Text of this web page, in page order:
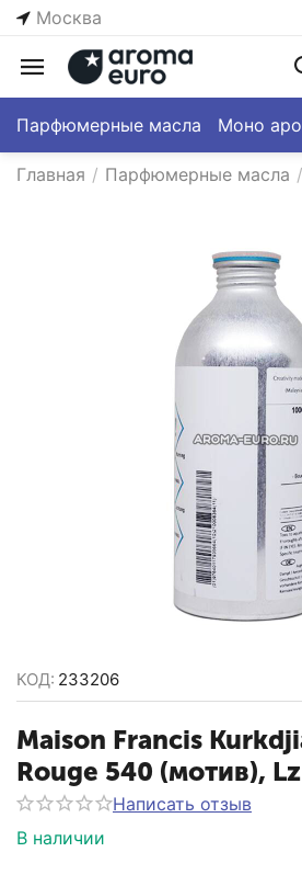
Москва
Парфюмерные масла Моно
Главная / Парфюмерные масла /
КОД: 233206
Maison Francis
Rouge 540 (мотив),
Написать отзыв
В наличии